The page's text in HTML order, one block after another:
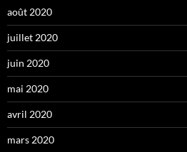
août 2020
juillet 2020
juin 2020
mai 2020
avril 2020
mars 2020